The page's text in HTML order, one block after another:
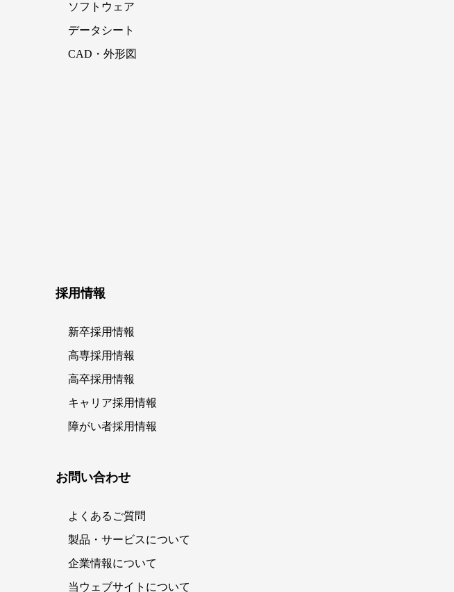
ソフトウェア
データシート
CAD・外形図
採用情報
新卒採用情報
高専採用情報
高卒採用情報
キャリア採用情報
障がい者採用情報
お問い合わせ
よくあるご質問
製品・サービスについて
企業情報について
当ウェブサイトについて